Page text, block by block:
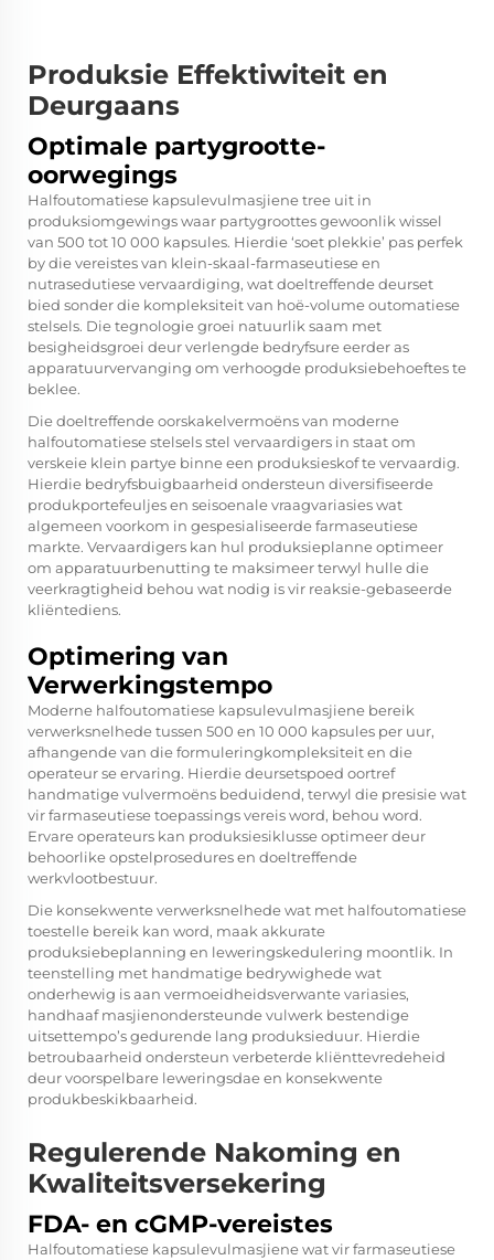
Produksie Effektiwiteit en
Deurgaans
Optimale partygrootte-
oorwegings
Halfoutomatiese kapsulevulmasjiene tree uit in
produksiomgewings waar partygroottes gewoonlik wissel
van 500 tot 10 000 kapsules. Hierdie ‘soet plekkie’ pas perfek
by die vereistes van klein-skaal-farmaseutiese en
nutrasedutiese vervaardiging, wat doeltreffende deurset
bied sonder die kompleksiteit van hoë-volume outomatiese
stelsels. Die tegnologie groei natuurlik saam met
besigheidsgroei deur verlengde bedryfsure eerder as
apparatuurvervanging om verhoogde produksiebehoeftes te
beklee.
Die doeltreffende oorskakelvermoëns van moderne
halfoutomatiese stelsels stel vervaardigers in staat om
verskeie klein partye binne een produksieskof te vervaardig.
Hierdie bedryfsbuigbaarheid ondersteun diversifiseerde
produkportefeuljes en seisoenale vraagvariasies wat
algemeen voorkom in gespesialiseerde farmaseutiese
markte. Vervaardigers kan hul produksieplanne optimeer
om apparatuurbenutting te maksimeer terwyl hulle die
veerkragtigheid behou wat nodig is vir reaksie-gebaseerde
kliëntediens.
Optimering van
Verwerkingstempo
Moderne halfoutomatiese kapsulevulmasjiene bereik
verwerksnelhede tussen 500 en 10 000 kapsules per uur,
afhangende van die formuleringkompleksiteit en die
operateur se ervaring. Hierdie deursetspoed oortref
handmatige vulvermoëns beduidend, terwyl die presisie wat
vir farmaseutiese toepassings vereis word, behou word.
Ervare operateurs kan produksiesiklusse optimeer deur
behoorlike opstelprosedures en doeltreffende
werkvlootbestuur.
Die konsekwente verwerksnelhede wat met halfoutomatiese
toestelle bereik kan word, maak akkurate
produksiebeplanning en leweringskedulering moontlik. In
teenstelling met handmatige bedrywighede wat
onderhewig is aan vermoeidheidsverwante variasies,
handhaaf masjienondersteunde vulwerk bestendige
uitsettempo’s gedurende lang produksieduur. Hierdie
betroubaarheid ondersteun verbeterde kliënttevredeheid
deur voorspelbare leweringsdae en konsekwente
produkbeskikbaarheid.
Regulerende Nakoming en
Kwaliteitsversekering
FDA- en cGMP-vereistes
Halfoutomatiese kapsulevulmasjiene wat vir farmaseutiese